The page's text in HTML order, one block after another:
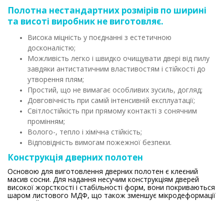
Полотна нестандартних розмірів по ширині
та висоті виробник не виготовляє.
Висока міцність у поєднанні з естетичною
досконалістю;
Можливість легко і швидко очищувати двері від пилу
завдяки антистатичним властивостям і стійкості до
утворення плям;
Простий, що не вимагає особливих зусиль, догляд;
Довговічність при самій інтенсивній експлуатації;
Світлостійкість при прямому контакті з сонячним
промінням;
Волого-, тепло і хімічна стійкість;
Відповідність вимогам пожежної безпеки.
Конструкція дверних полотен
Основою для виготовлення дверних полотен є клеєний
масив сосни. Для надання несучим конструкціям дверей
високої жорсткості і стабільності форм, вони покриваються
шаром листового МДФ, що також зменшує мікродеформації